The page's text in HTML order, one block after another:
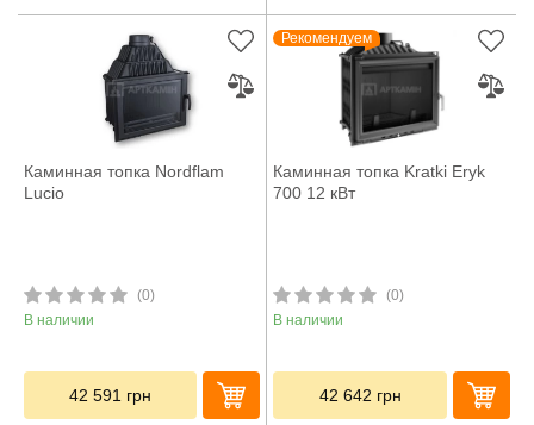
Каминная топка Nordflam
Lucio
(0)
В наличии
42 591 грн
Рекомендуем
Каминная топка Kratki Eryk
700 12 кВт
(0)
В наличии
42 642 грн